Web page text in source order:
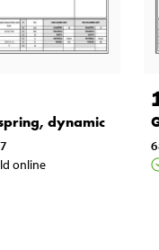
dynamic
online